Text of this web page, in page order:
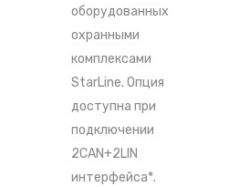
оборудованных
охранными
комплексами
StarLine. Опция
доступна при
подключении
2CAN+2LIN
интерфейса*.